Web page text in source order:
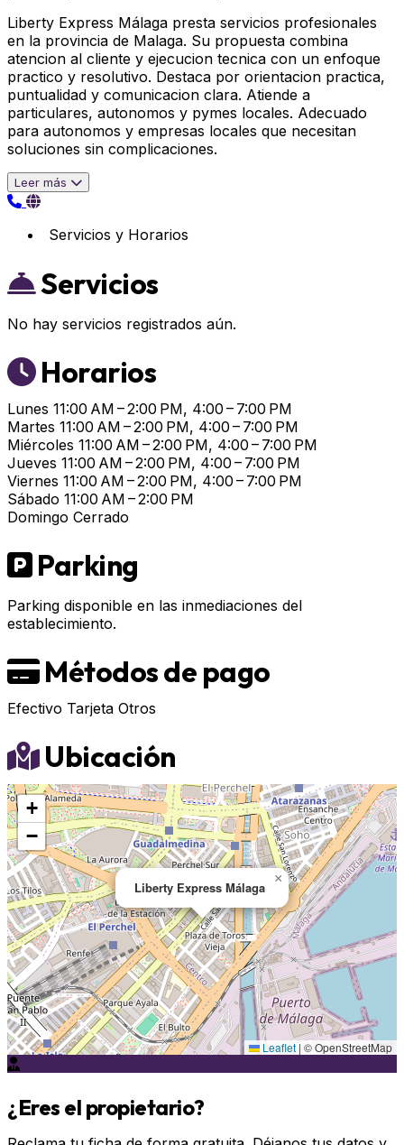
Liberty Express Málaga presta servicios profesionales
en la provincia de Malaga. Su propuesta combina
atencion al cliente y ejecucion tecnica con un enfoque
practico y resolutivo. Destaca por orientacion practica,
puntualidad y comunicacion clara. Atiende a
particulares, autonomos y pymes locales. Adecuado
para autonomos y empresas locales que necesitan
soluciones sin complicaciones.
Leer más
Servicios y Horarios
Servicios
No hay servicios registrados aún.
Horarios
Lunes 11:00 AM – 2:00 PM, 4:00 – 7:00 PM
Martes 11:00 AM – 2:00 PM, 4:00 – 7:00 PM
Miércoles 11:00 AM – 2:00 PM, 4:00 – 7:00 PM
Jueves 11:00 AM – 2:00 PM, 4:00 – 7:00 PM
Viernes 11:00 AM – 2:00 PM, 4:00 – 7:00 PM
Sábado 11:00 AM – 2:00 PM
Domingo Cerrado
Parking
Parking disponible en las inmediaciones del
establecimiento.
Métodos de pago
Efectivo Tarjeta Otros
Ubicación
Liberty Express Málaga
×
+
−
Leaflet | © OpenStreetMap
¿Eres el propietario?